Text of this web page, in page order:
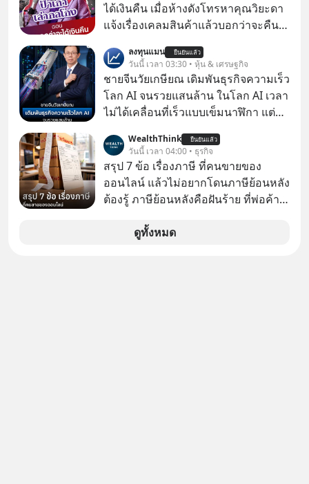
ได้เงินคืน เมื่อห้างดังโทรหาคุณวิยะดา
แจ้งเรื่องเคลมสินค้าแล้วบอกว่าจะคืน
เรื่องจ้อจี้ หาคำตอบได้ที่ “ป้าเก๋าเล่ากล
โกง” EP4 ตอน “เขาบอกว่าจะได้เงิน
คืน” #ป้าเก๋าเล่ากลโกง #แก้เกมกลโกง
#อยู่อย่างยั่งยืน #Cybersecurity #เตือน
ลงทุนแมน ยืนยันแล้ว
วันนี้ เวลา 03:30 • หุ้น & เศรษฐกิจ
ชายจีนวัยเกษียณ เดิมพันธุรกิจความเร็ว
โลก AI จนรวยแสนล้าน ในโลก AI เวลา
ไม่ได้เคลื่อนที่เร็วแบบเข็มนาฬิกา แต่
WealthThink ยืนยันแล้ว
วันนี้ เวลา 04:00 • ธุรกิจ
สรุป 7 ข้อ เรื่องภาษี ที่คนขายของ
ออนไลน์ แล้วไม่อยากโดนภาษีย้อนหลัง
ต้องรู้ ภาษีย้อนหลังคือฝันร้าย ที่พ่อค้า
ดูทั้งหมด